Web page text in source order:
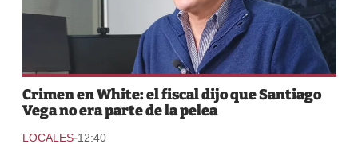
Crimen en White: el fiscal dijo que Santiago
Vega no era parte de la pelea
LOCALES-12:40